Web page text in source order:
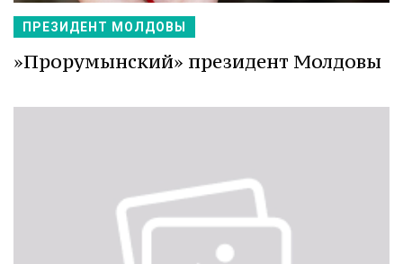
ПРЕЗИДЕНТ МОЛДОВЫ
»Прорумынский» президент Молдовы